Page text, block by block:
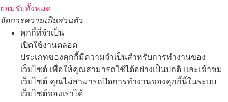
ยอมรับทั้งหมด
จัดการความเป็นส่วนตัว
คุกกี้ที่จำเป็น
เปิดใช้งานตลอด
ประเภทของคุกกี้มีความจำเป็นสำหรับการทำงานของ
เว็บไซต์ เพื่อให้คุณสามารถใช้ได้อย่างเป็นปกติ และเข้าชม
เว็บไซต์ คุณไม่สามารถปิดการทำงานของคุกกี้นี้ในระบบ
เว็บไซต์ของเราได้